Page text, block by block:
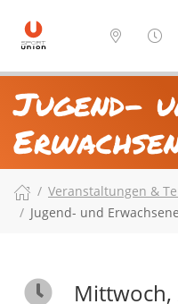
Jugend-
Veranstaltungen &
Jugend- und
Mittwoch,